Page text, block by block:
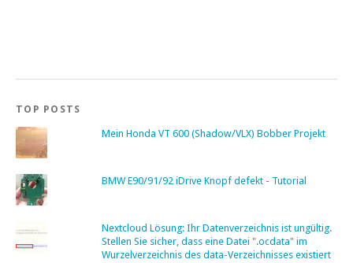
TOP POSTS
Mein Honda VT 600 (Shadow/VLX) Bobber Projekt
BMW E90/91/92 iDrive Knopf defekt - Tutorial
Nextcloud Lösung: Ihr Datenverzeichnis ist ungültig.
Stellen Sie sicher, dass eine Datei ".ocdata" im
Wurzelverzeichnis des data-Verzeichnisses existiert